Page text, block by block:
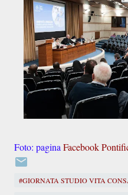
Foto: pagina Facebook
#GIORNATA STUDIO VITA